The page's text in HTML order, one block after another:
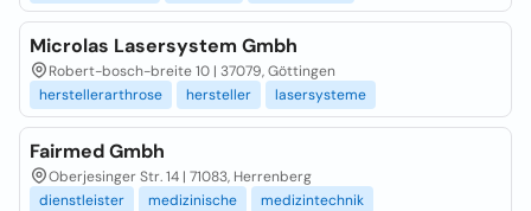
Microlas Lasersystem Gmbh
Robert-bosch-breite 10 | 37079, Göttingen
herstellerarthrose
hersteller lasersysteme
Fairmed Gmbh
Oberjesinger Str. 14 | 71083, Herrenberg
dienstleister
medizinische medizintechnik